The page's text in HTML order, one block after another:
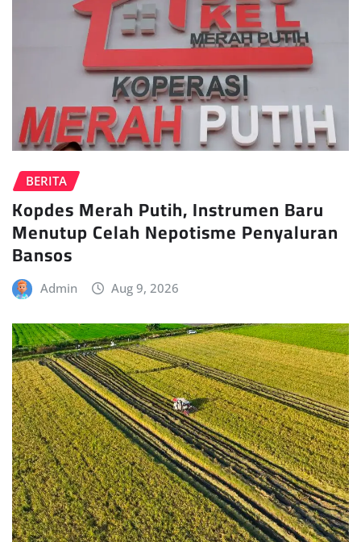
BERITA
Kopdes Merah Putih, Instrumen Baru
Menutup Celah Nepotisme Penyaluran
Bansos
Admin Aug 9, 2026